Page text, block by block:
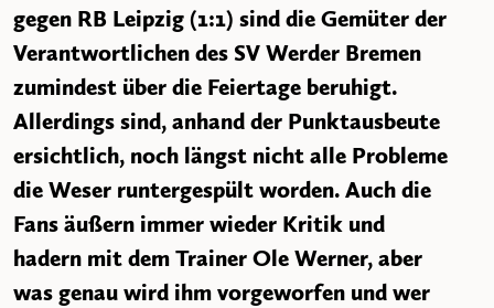
gegen RB Leipzig (1:1) sind die Gemüter der
Verantwortlichen des SV Werder Bremen
zumindest über die Feiertage beruhigt.
Allerdings sind, anhand der Punktausbeute
ersichtlich, noch längst nicht alle Probleme
die Weser runtergespült worden. Auch die
Fans äußern immer wieder Kritik und
hadern mit dem Trainer Ole Werner, aber
was genau wird ihm vorgeworfen und wer